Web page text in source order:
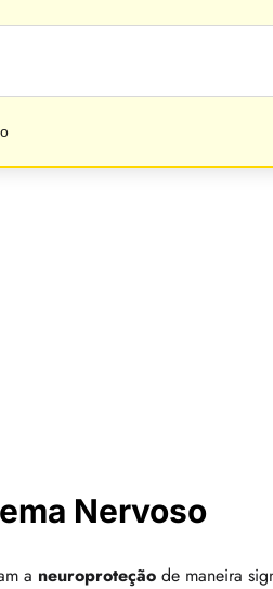
Nervoso
a neuroproteçãode maneira